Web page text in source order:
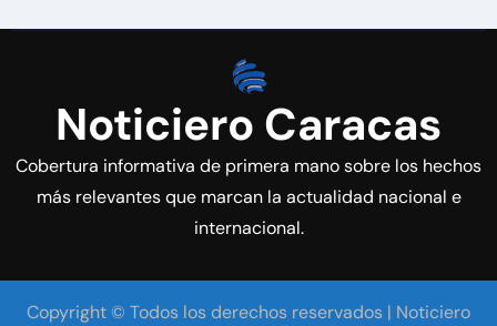
Noticiero Caracas
Cobertura informativa de primera mano sobre los hechos
más relevantes que marcan la actualidad nacional e
internacional.
Copyright © Todos los derechos reservados | Noticiero